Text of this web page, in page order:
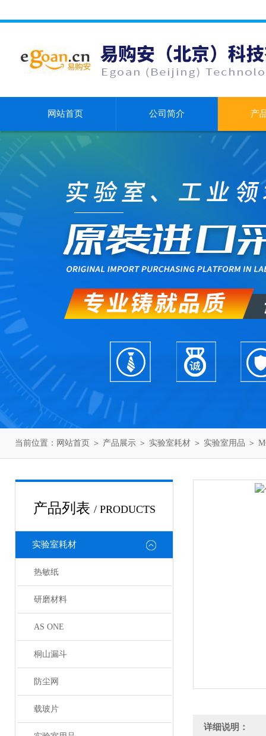
网站首页 公司简介 产
当前位置： 网站首页 ＞ 产品展示 ＞ 实验室耗材 ＞ 实验室用品 ＞
产品列表 / PRODUCTS
实验室耗材
热敏纸
研磨材料
AS ONE
桐山漏斗
防尘网
载玻片
详细说明：